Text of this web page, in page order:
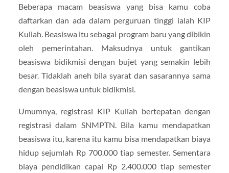
Beberapa macam beasiswa yang bisa kamu coba
daftarkan dan ada dalam perguruan tinggi ialah KIP
Kuliah. Beasiswa itu sebagai program baru yang dibikin
oleh pemerintahan. Maksudnya untuk gantikan
beasiswa bidikmisi dengan bujet yang semakin lebih
besar. Tidaklah aneh bila syarat dan sasarannya sama
dengan beasiswa untuk bidikmisi.
Umumnya, registrasi KIP Kuliah bertepatan dengan
registrasi dalam SNMPTN. Bila kamu mendapatkan
beasiswa itu, karena itu kamu bisa mendapatkan biaya
hidup sejumlah Rp 700.000 tiap semester. Sementara
biaya pendidikan capai Rp 2.400.000 tiap semester